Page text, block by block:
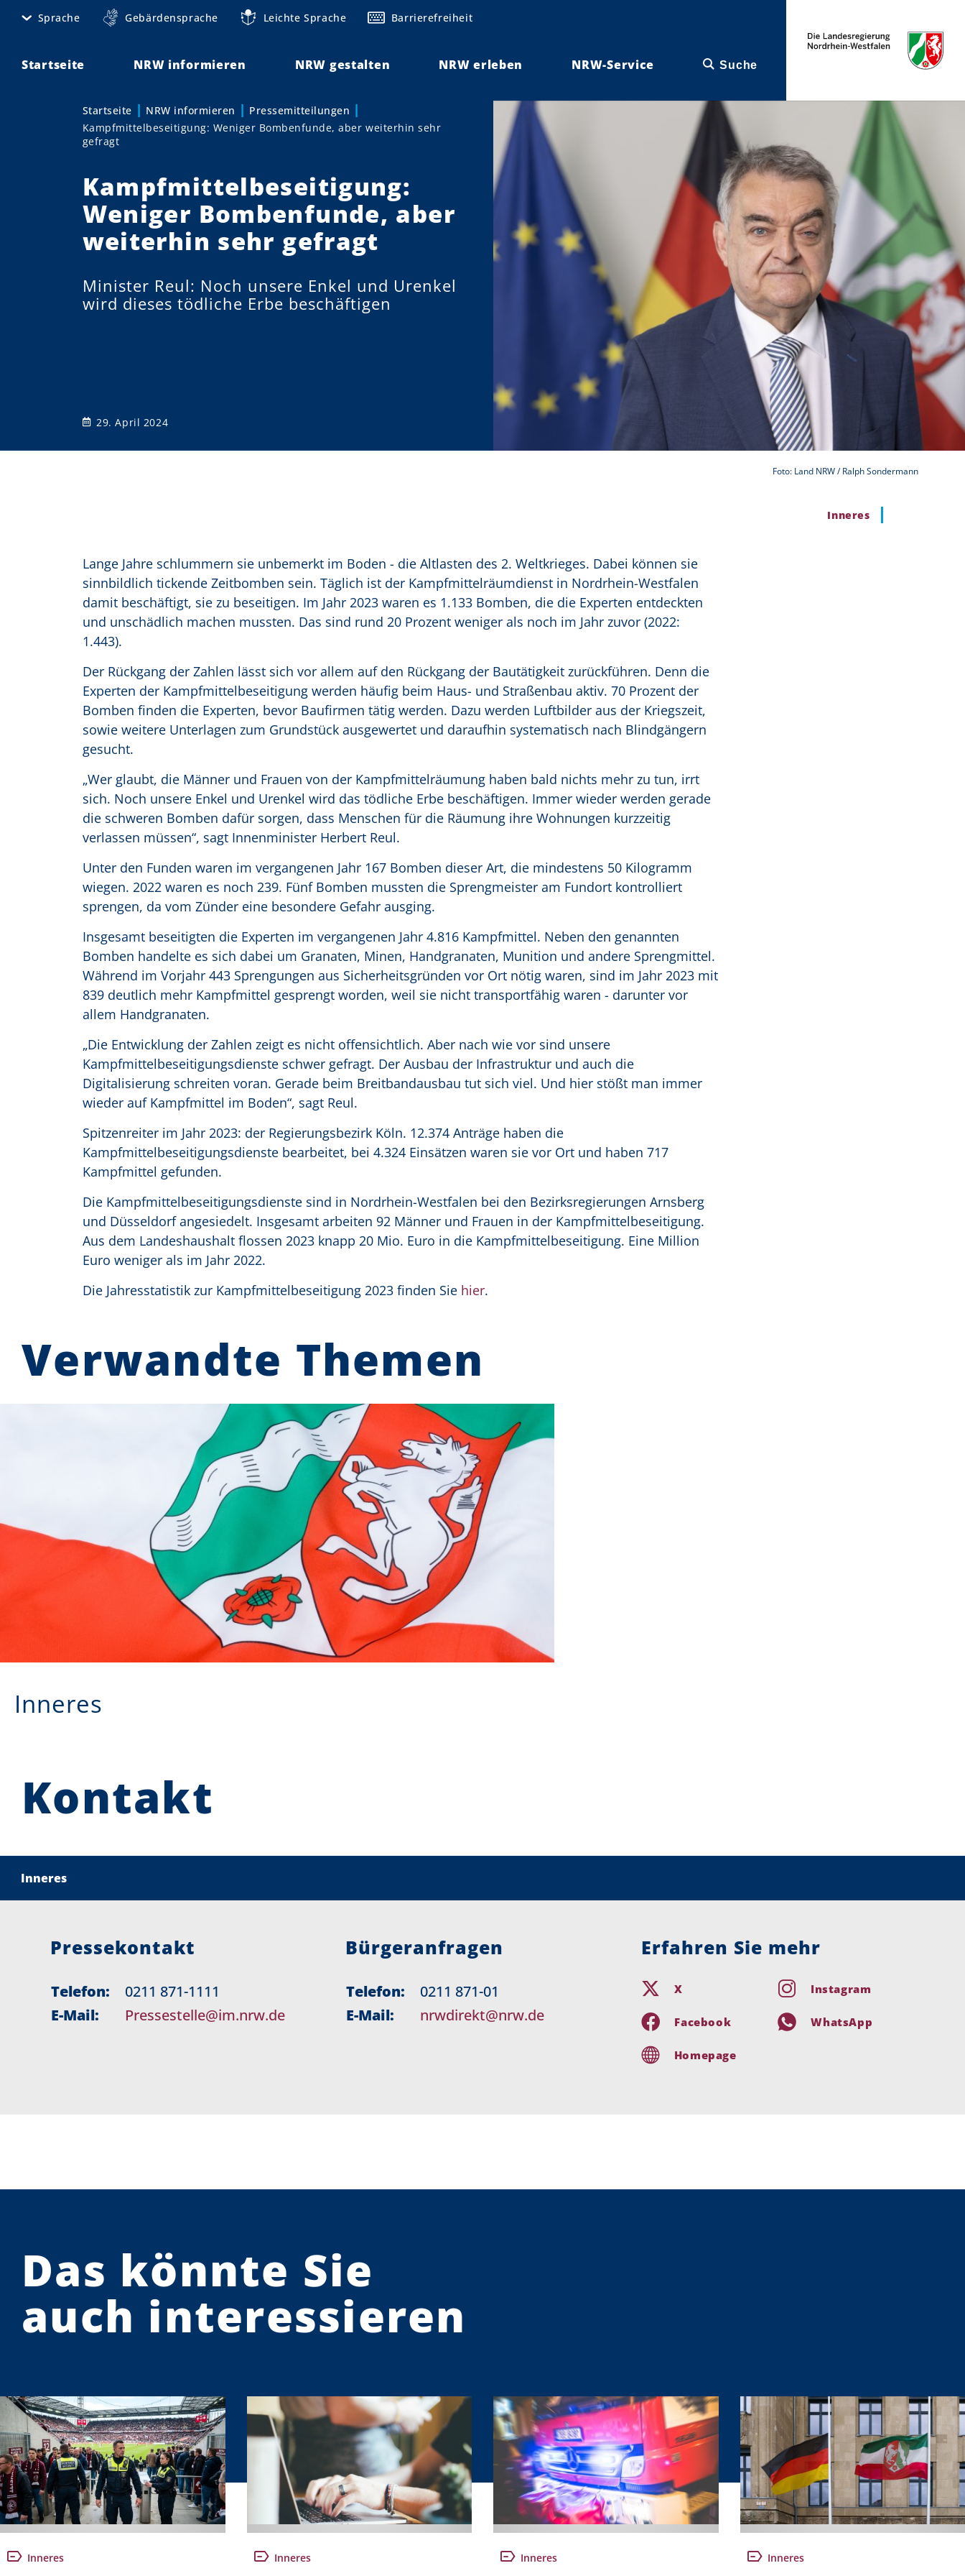
Sprache Gebärdensprache Leichte Sprache Barrierefreiheit
Startseite NRW informieren NRW gestalten NRW erleben NRW-Service Suche
Sie sind hier:
Startseite NRW informieren
Pressemitteilungen
Kampfmittelbeseitigung: Weniger Bombenfunde, aber weiterhin sehr
gefragt
Kampfmittelbeseitigung:
Weniger Bombenfunde, aber
weiterhin sehr gefragt
Minister Reul: Noch unsere Enkel und Urenkel
wird dieses tödliche Erbe beschäftigen
29. April 2024
Foto: Land NRW / Ralph Sondermann
Inneres
Lange Jahre schlummern sie unbemerkt im Boden - die Altlasten des 2. Weltkrieges. Dabei können sie
sinnbildlich tickende Zeitbomben sein. Täglich ist der Kampfmittelräumdienst in Nordrhein-Westfalen
damit beschäftigt, sie zu beseitigen. Im Jahr 2023 waren es 1.133 Bomben, die die Experten entdeckten
und unschädlich machen mussten. Das sind rund 20 Prozent weniger als noch im Jahr zuvor (2022:
1.443).
Der Rückgang der Zahlen lässt sich vor allem auf den Rückgang der Bautätigkeit zurückführen. Denn die
Experten der Kampfmittelbeseitigung werden häufig beim Haus- und Straßenbau aktiv. 70 Prozent der
Bomben finden die Experten, bevor Baufirmen tätig werden. Dazu werden Luftbilder aus der Kriegszeit,
sowie weitere Unterlagen zum Grundstück ausgewertet und daraufhin systematisch nach Blindgängern
gesucht.
„Wer glaubt, die Männer und Frauen von der Kampfmittelräumung haben bald nichts mehr zu tun, irrt
sich. Noch unsere Enkel und Urenkel wird das tödliche Erbe beschäftigen. Immer wieder werden gerade
die schweren Bomben dafür sorgen, dass Menschen für die Räumung ihre Wohnungen kurzzeitig
verlassen müssen“, sagt Innenminister Herbert Reul.
Unter den Funden waren im vergangenen Jahr 167 Bomben dieser Art, die mindestens 50 Kilogramm
wiegen. 2022 waren es noch 239. Fünf Bomben mussten die Sprengmeister am Fundort kontrolliert
sprengen, da vom Zünder eine besondere Gefahr ausging.
Insgesamt beseitigten die Experten im vergangenen Jahr 4.816 Kampfmittel. Neben den genannten
Bomben handelte es sich dabei um Granaten, Minen, Handgranaten, Munition und andere Sprengmittel.
Während im Vorjahr 443 Sprengungen aus Sicherheitsgründen vor Ort nötig waren, sind im Jahr 2023 mit
839 deutlich mehr Kampfmittel gesprengt worden, weil sie nicht transportfähig waren - darunter vor
allem Handgranaten.
„Die Entwicklung der Zahlen zeigt es nicht offensichtlich. Aber nach wie vor sind unsere
Kampfmittelbeseitigungsdienste schwer gefragt. Der Ausbau der Infrastruktur und auch die
Digitalisierung schreiten voran. Gerade beim Breitbandausbau tut sich viel. Und hier stößt man immer
wieder auf Kampfmittel im Boden“, sagt Reul.
Spitzenreiter im Jahr 2023: der Regierungsbezirk Köln. 12.374 Anträge haben die
Kampfmittelbeseitigungsdienste bearbeitet, bei 4.324 Einsätzen waren sie vor Ort und haben 717
Kampfmittel gefunden.
Die Kampfmittelbeseitigungsdienste sind in Nordrhein-Westfalen bei den Bezirksregierungen Arnsberg
und Düsseldorf angesiedelt. Insgesamt arbeiten 92 Männer und Frauen in der Kampfmittelbeseitigung.
Aus dem Landeshaushalt flossen 2023 knapp 20 Mio. Euro in die Kampfmittelbeseitigung. Eine Million
Euro weniger als im Jahr 2022.
Die Jahresstatistik zur Kampfmittelbeseitigung 2023 finden Sie hier.
Verwandte Themen
Inneres
Kontakt
Inneres
Pressekontakt
Telefon:
0211 871-1111
E-Mail:
Pressestelle@im.nrw.de
Bürgeranfragen
Telefon:
0211 871-01
E-Mail:
nrwdirekt@nrw.de
Erfahren Sie mehr
X Instagram
Facebook WhatsApp
Homepage
Das könnte Sie
auch interessieren
Inneres
Inneres
Inneres
Inneres